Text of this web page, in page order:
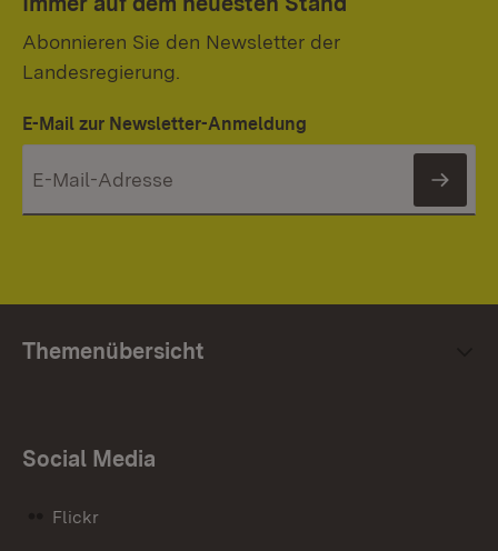
Abonnieren Sie den Newsletter der
Landesregierung.
E-Mail zur Newsletter-Anmeldung
Themenübersicht
Social Media
Flickr